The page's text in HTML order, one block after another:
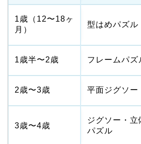
1歳（12〜18ヶ
月）
型はめパズル
1歳半〜2歳 フレームパズ
2歳〜3歳 平面ジグソー
3歳〜4歳
ジグソー・立
パズル